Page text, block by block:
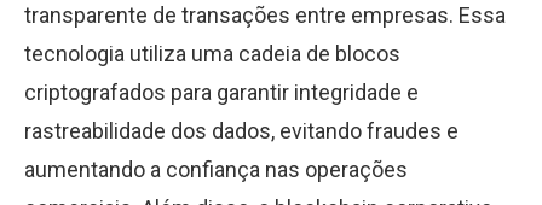
transparente de transações entre empresas. Essa
tecnologia utiliza uma cadeia de blocos
criptografados para garantir integridade e
rastreabilidade dos dados, evitando fraudes e
aumentando a confiança nas operações